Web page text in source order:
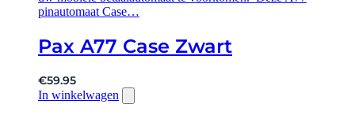
pinautomaat Case…
Pax A77 Case Zwart
€59.95
In winkelwagen